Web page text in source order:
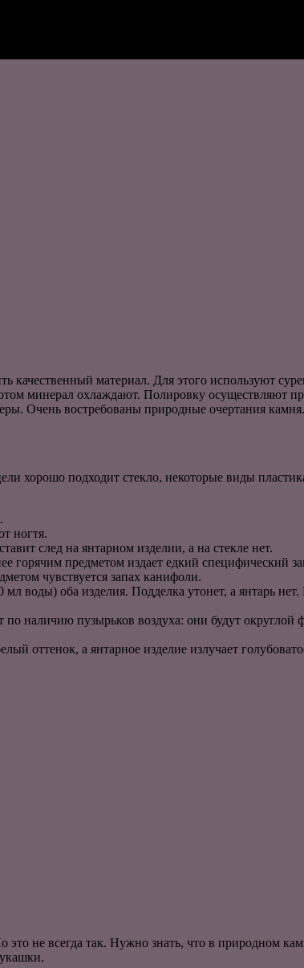
качественный материал. Для этого используют
минерал охлаждают. Полировку осуществляют
Очень востребованы природные очертания
хорошо подходит стекло, некоторые виды
ногтя.
след на янтарном изделии, а на стекле нет.
горячим предметом издает едкий специфический
чувствуется запах канифоли.
воды) оба изделия. Подделка утонет, а янтарь
по наличию пузырьков воздуха: они будут
оттенок, а янтарное изделие излучает
не всегда так. Нужно знать, что в природном